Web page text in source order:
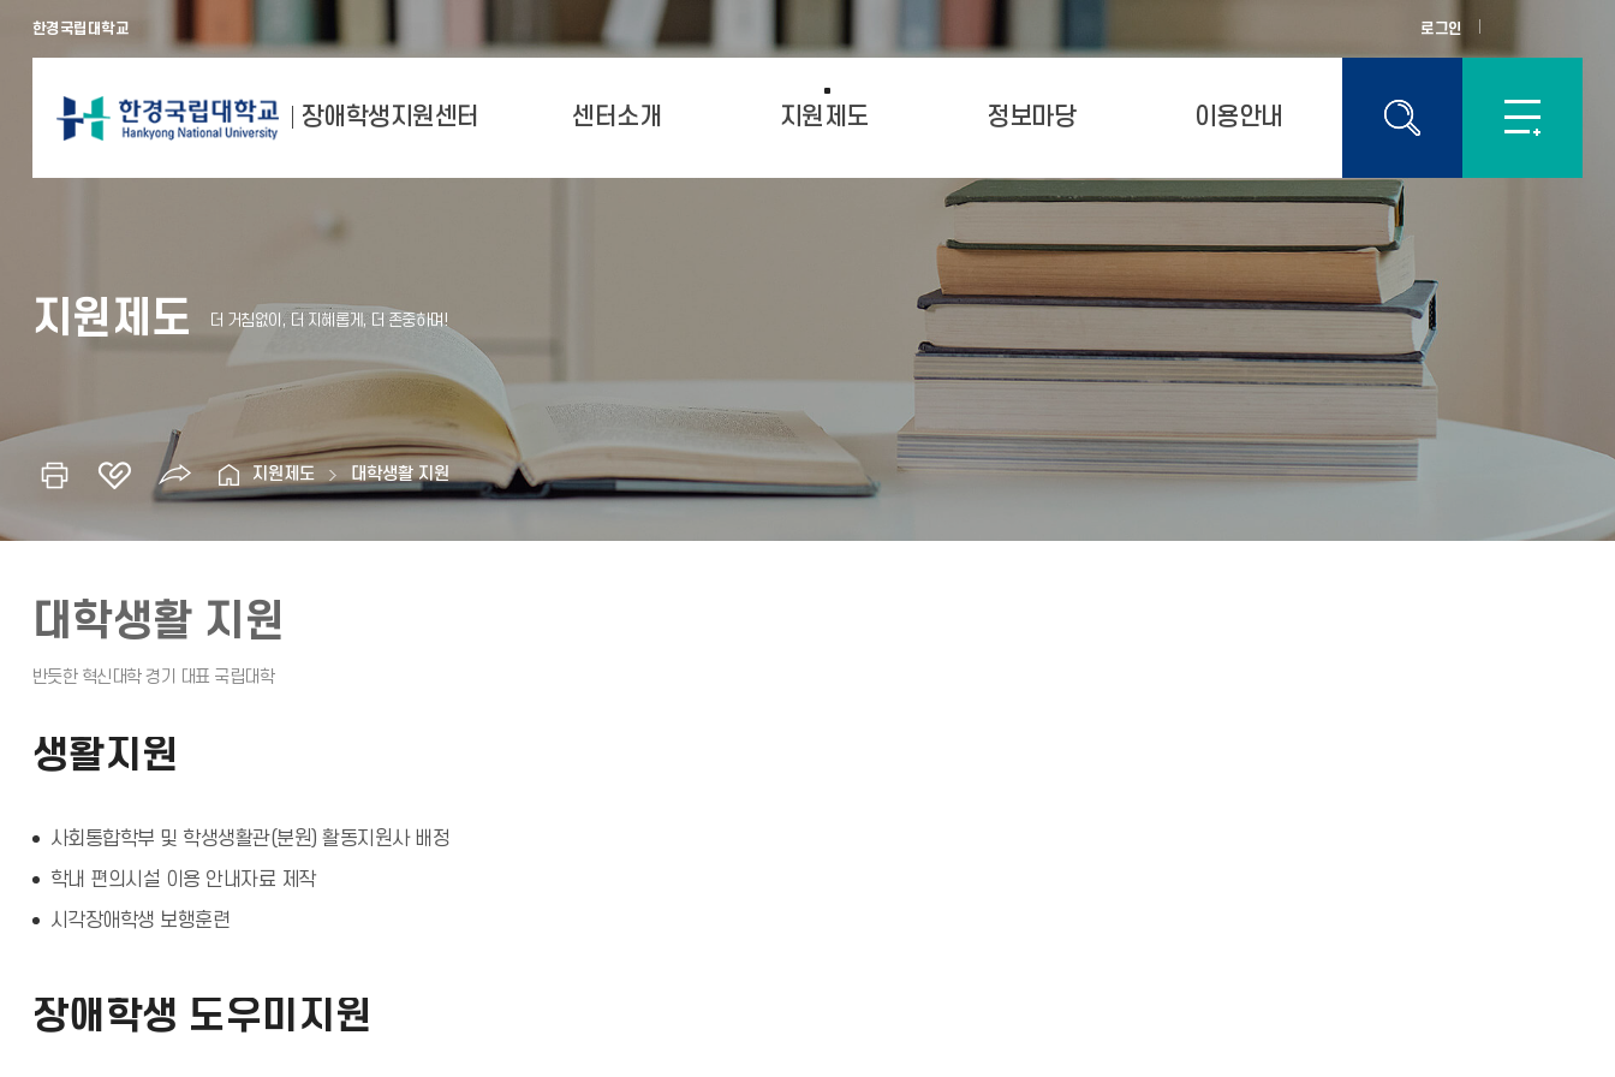
한경국립대학교 로그인
장애학생지원센터 센터소개 지원제도 정보마당 이용안내
지원제도
지원제도 대학생활 지원
대학생활 지원
생활지원
사회통합학부 및 학생생활관(분원) 활동지원사 배정
학내 편의시설 이용 안내자료 제작
시각장애학생 보행훈련
장애학생 도우미지원